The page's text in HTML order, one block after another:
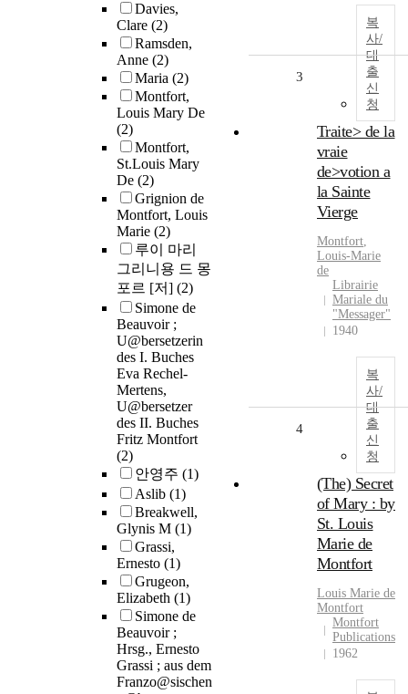
Davies,
Clare (2)
Ramsden,
Anne (2)
Maria (2)
Montfort,
Louis Mary De
(2)
Montfort,
St.Louis Mary
De (2)
Grignion de
Montfort, Louis
Marie (2)
루이 마리
그리니용 드 몽
포르 [저] (2)
Simone de
Beauvoir ;
U@bersetzerin
des I. Buches
Eva Rechel-
Mertens,
U@bersetzer
des II. Buches
Fritz Montfort
(2)
안영주 (1)
Aslib (1)
Breakwell,
Glynis M (1)
Grassi,
Ernesto (1)
Grugeon,
Elizabeth (1)
Simone de
Beauvoir ;
Hrsg., Ernesto
Grassi ; aus dem
Franzo@sischen
복
사/
대
출
신
청
3
Traite> de la
vraie
de>votion a
la Sainte
Vierge
Montfort,
Louis-Marie
de
Librairie
Mariale du
"Messager"
1940
복
사/
대
출
신
청
4
(The) Secret
of Mary : by
St. Louis
Marie de
Montfort
Louis Marie de
Montfort
Montfort
Publications
1962